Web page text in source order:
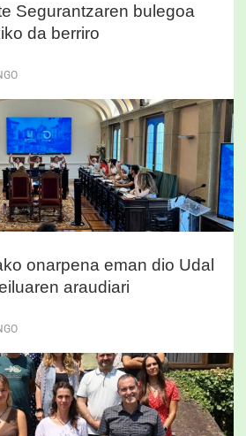
Segurantzaren bulegoa
da berriro
onarpena eman dio Udal
araudiari